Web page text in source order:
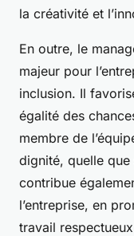
la créativité et
En outre, le
majeur pour
inclusion. Il
égalité des
membre de
dignité, quelle que
contribue
l’entreprise, en
travail